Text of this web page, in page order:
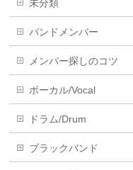
未分類
バンドメンバー
メンバー探しのコツ
ボーカル/Vocal
ドラム/Drum
ブラックバンド